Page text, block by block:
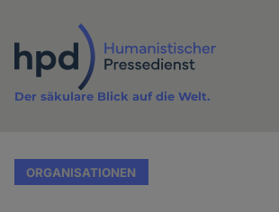
Inhalt
Der säkulare Blick auf die Welt.
ORGANISATIONEN